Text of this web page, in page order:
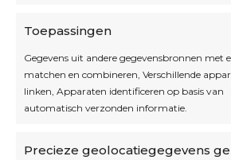
Toepassingen
Gegevens uit andere gegevensbronnen met
matchen en combineren, Verschillende
linken, Apparaten identificeren op basis van
automatisch verzonden informatie.
Precieze geolocatiegegevens
Algemene voorwaarden